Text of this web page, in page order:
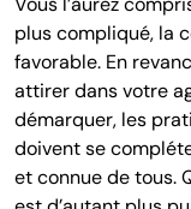
plus compliqué, la
favorable. En
attirer dans votre
démarquer, les
doivent se
et connue de tous.